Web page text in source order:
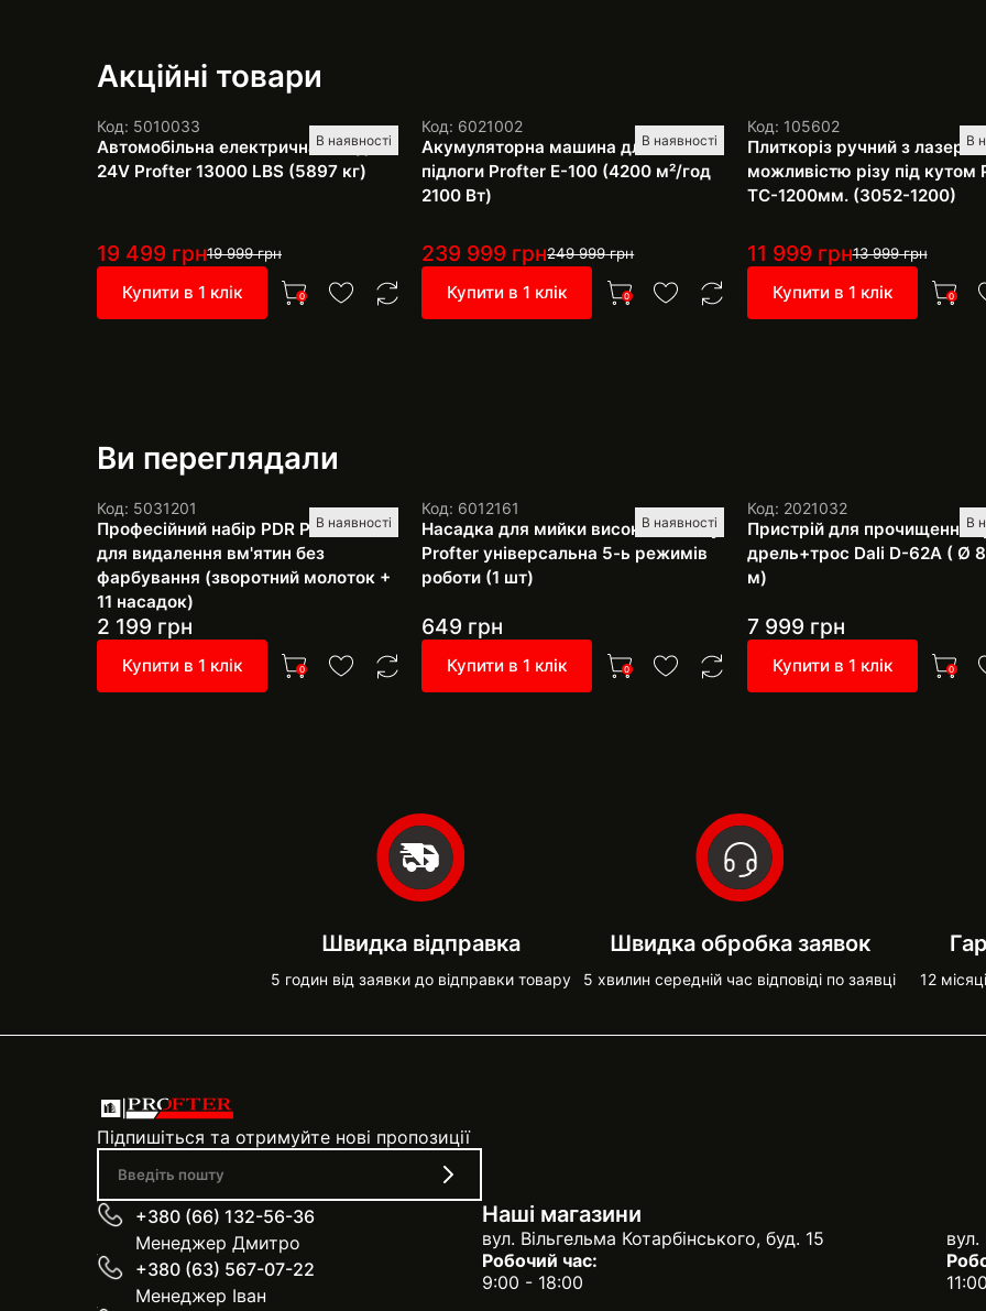
Акційні товари
В наявності
Код: 5010033
Автомобільна електрична лебідка
24V Profter 13000 LBS (5897 кг)
19 499 грн19 999грн
Купити в 1 клік 0
В наявності
Код: 6021002
Акумуляторна машина для миття
підлоги Profter E-100 (4200 м²/год
2100 Вт)
239 999 грн249 999грн
Купити в 1 клік 0
В
Код: 105602
Плиткоріз ручний з
можливістю різу під кутом
TC-1200мм. (3052-1200)
11 999 грн13 999грн
Купити в 1 клік 0
Ви переглядали
В наявності
Код: 5031201
Професійний набір PDR Pro SH-4
для видалення вм'ятин без
фарбування (зворотний молоток +
11 насадок)
2 199 грн
Купити в 1 клік 0
В наявності
Код: 6012161
Насадка для мийки високого тиску
Profter універсальна 5-ь режимів
роботи (1 шт)
649 грн
Купити в 1 клік 0
В
Код: 2021032
Пристрій для прочищення
дрель+трос Dali D-62A ( Ø
м)
7 999 грн
Купити в 1 клік 0
Швидка відправка
5 годин від заявки до відправки товару
Швидка обробка заявок
5 хвилин середній час відповіді по заявці 12
Підпишіться та отримуйте нові пропозиції
+380 (66) 132-56-36
Менеджер Дмитро
+380 (63) 567-07-22
Менеджер Іван
Наші магазини
вул. Вільгельма Котарбінського, буд. 15
Робочий час:
9:00 - 18:00
вул.